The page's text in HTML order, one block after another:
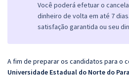
Você poderá efetuar o
dinheiro de volta em até 7
satisfação garantida ou seu
A fim de preparar os candidatos para o
Universidade Estadual do Norte do